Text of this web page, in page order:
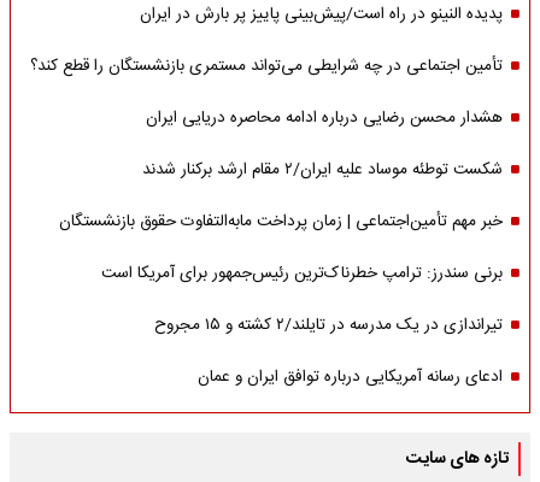
پدیده النینو در راه است/پیش‌بینی پاییز پر بارش در ایران
تأمین اجتماعی در چه شرایطی می‌تواند مستمری بازنشستگان را قطع کند؟
هشدار محسن رضایی درباره ادامه محاصره دریایی ایران
شکست توطئه موساد علیه ایران/۲ مقام‌ ارشد برکنار شدند
خبر مهم تأمین‌اجتماعی | زمان پرداخت مابه‌التفاوت حقوق بازنشستگان
برنی سندرز: ترامپ خطرناک‌ترین رئیس‌جمهور برای آمریکا است
تیراندازی در یک مدرسه در تایلند/۲ کشته و ۱۵ مجروح
ادعای رسانه آمریکایی درباره توافق ایران و عمان
تازه های سایت